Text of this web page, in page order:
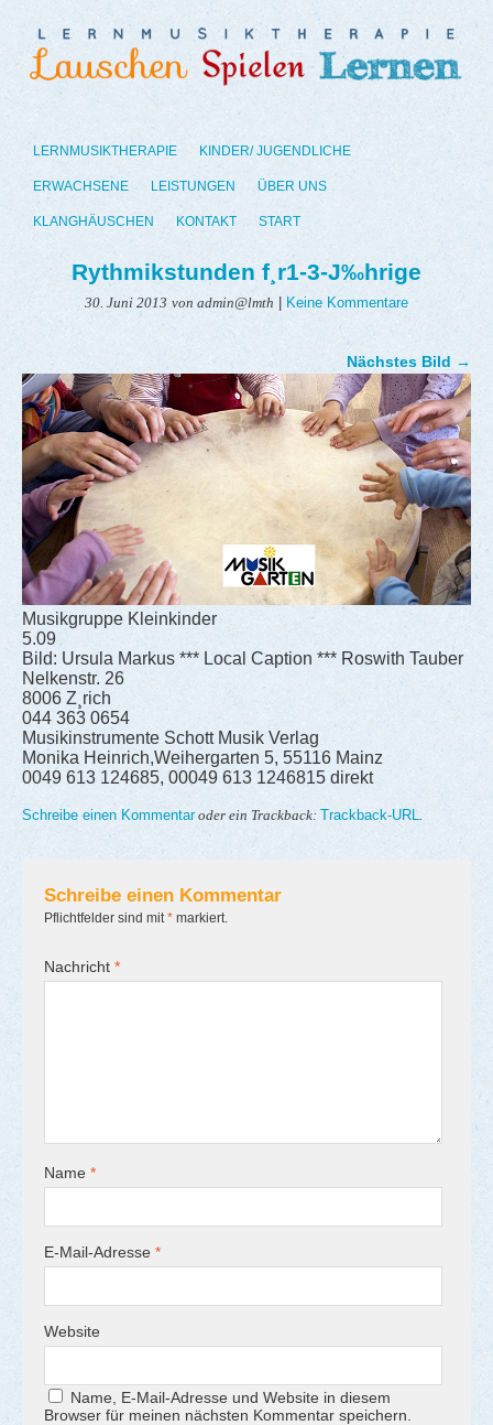
LERNMUSIKTHERAPIE KINDER/ JUGENDLICHE
ERWACHSENE LEISTUNGEN ÜBER UNS
KLANGHÄUSCHEN KONTAKT START
Rythmikstunden f¸r1-3-J‰hrige
30. Juni 2013 von admin@lmth Keine Kommentare
Nächstes Bild →
Musikgruppe Kleinkinder
5.09
Bild: Ursula Markus *** Local Caption *** Roswith Tauber
Nelkenstr. 26
8006 Z¸rich
044 363 0654
Musikinstrumente Schott Musik Verlag
Monika Heinrich,Weihergarten 5, 55116 Mainz
0049 613 124685, 00049 613 1246815 direkt
Schreibe einen Kommentaroder ein Trackback: Trackback-URL
Schreibe einen Kommentar
Pflichtfelder sind mit * markiert.
Nachricht *
Name *
E-Mail-Adresse *
Website
Name, E-Mail-Adresse und Website in diesem
Browser für meinen nächsten Kommentar speichern.